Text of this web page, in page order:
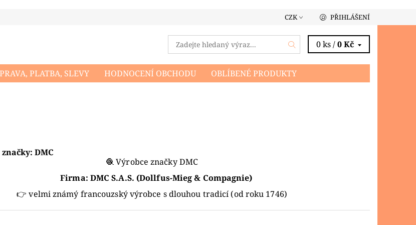
CZK PŘIHLÁŠENÍ
0 ks /0 Kč
PLATBA, SLEVY HODNOCENÍ OBCHODU
OBLÍBENÉ PRODUKTY
DMC
🧶 Výrobce značky DMC
Firma: DMC S.A.S. (Dollfus-Mieg & Compagnie)
👉 velmi známý francouzský výrobce s dlouhou tradicí (od roku 1746)